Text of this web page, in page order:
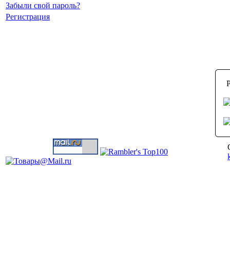
Забыли свой пароль?
Регистрация